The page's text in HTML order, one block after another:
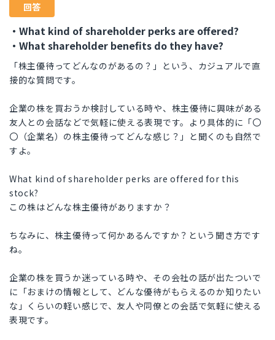
回答
・What kind of shareholder perks are offered?
・What shareholder benefits do they have?
「株主優待ってどんなのがあるの？」という、カジュアルで直
接的な質問です。
企業の株を買おうか検討している時や、株主優待に興味がある
友人との会話などで気軽に使える表現です。より具体的に「〇
〇（企業名）の株主優待ってどんな感じ？」と聞くのも自然で
すよ。
What kind of shareholder perks are offered for this
stock?
この株はどんな株主優待がありますか？
ちなみに、株主優待って何かあるんですか？という聞き方です
ね。
企業の株を買うか迷っている時や、その会社の話が出たついで
に「おまけの情報として、どんな優待がもらえるのか知りたい
な」くらいの軽い感じで、友人や同僚との会話で気軽に使える
表現です。